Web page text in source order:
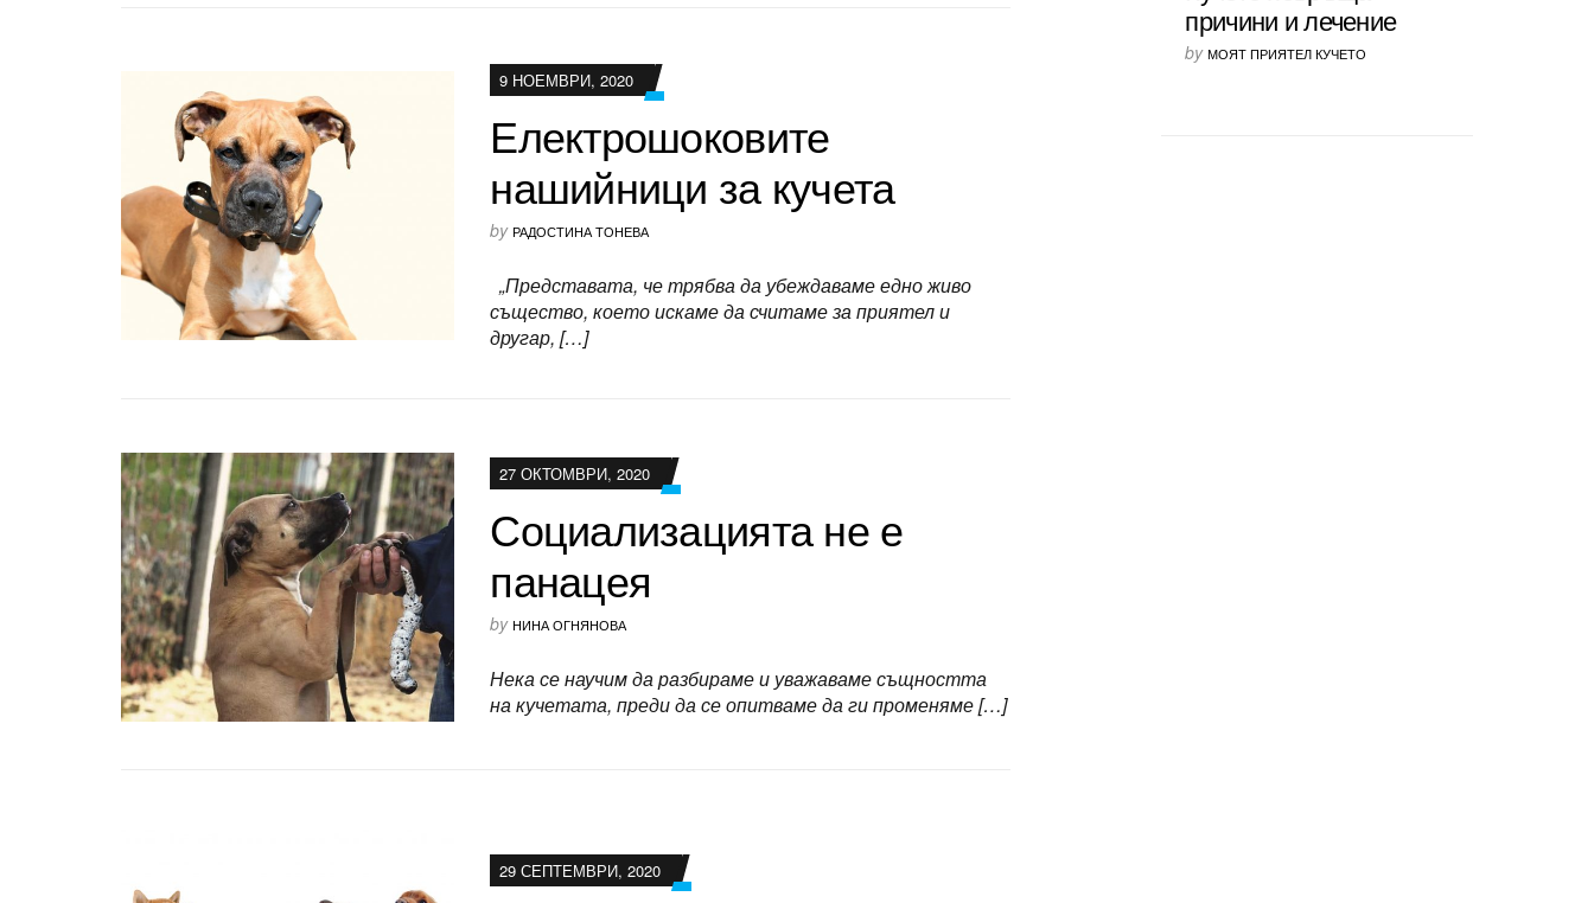
9 НОЕМВРИ, 2020
Електрошоковите
нашийници за кучета
by РАДОСТИНА ТОНЕВА
„Представата, че трябва да убеждаваме едно живо
същество, което искаме да считаме за приятел и
другар, […]
27 ОКТОМВРИ, 2020
Социализацията не е
панацея
by НИНА ОГНЯНОВА
Нека се научим да разбираме и уважаваме същността
на кучетата, преди да се опитваме да ги променяме […]
29 СЕПТЕМВРИ, 2020
причини и лечение
by МОЯТ ПРИЯТЕЛ КУЧЕТО